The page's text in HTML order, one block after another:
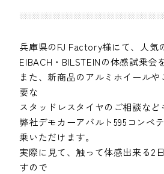
兵庫県のFJ Factory様にて、人気
EIBACH・BILSTEINの体感試乗会
また、新商品のアルミホイール
要な
スタッドレスタイヤのご相談など
弊社デモカーアバルト595コンペ
乗いただけます。
実際に見て、触って体感出来る2
すので